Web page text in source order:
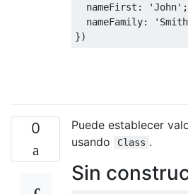
  nameFirst
: 'John' ;
  nameFamily
:
})
0
Puede establecer
usando
Class .
Sin